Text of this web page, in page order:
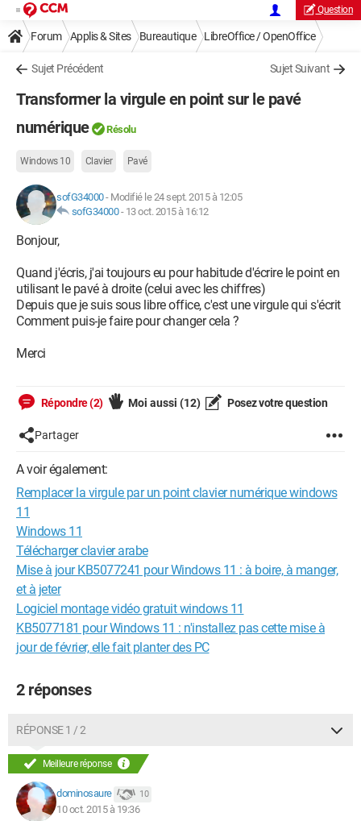
Question
Forum Applis & Sites Bureautique LibreOffice / OpenOffice
Sujet Précédent Sujet Suivant
Transformer la virgule en point sur le pavé
numérique
Résolu
Windows 10 Clavier Pavé
sofG34000- Modifié le 24 sept. 2015 à 12:05
sofG34000- 13 oct. 2015 à 16:12
Bonjour,
Quand j'écris, j'ai toujours eu pour habitude d'écrire le point en
utilisant le pavé à droite (celui avec les chiffres)
Depuis que je suis sous libre office, c'est une virgule qui s'écrit
Comment puis-je faire pour changer cela ?
Merci
Répondre (2) Moi aussi (12) Posez votre question
Partager
A voir également:
Remplacer la virgule par un point clavier numérique windows
11
Windows 11
Télécharger clavier arabe
Mise à jour KB5077241 pour Windows 11 : à boire, à manger,
et à jeter
Logiciel montage vidéo gratuit windows 11
KB5077181 pour Windows 11 : n'installez pas cette mise à
jour de février, elle fait planter des PC
2 réponses
RÉPONSE 1 / 2
Meilleure réponse
dominosaure 10
10 oct. 2015 à 19:36